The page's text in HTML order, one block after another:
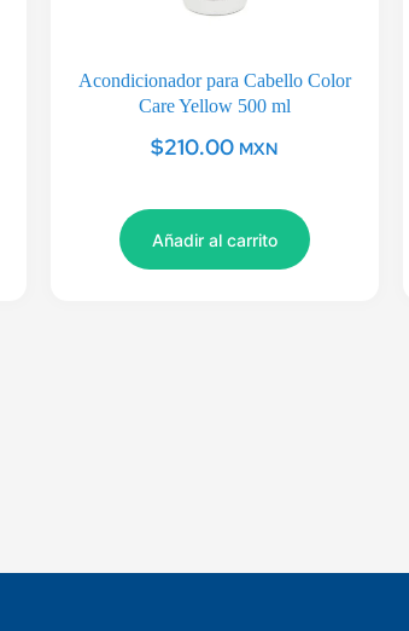
Acondicionador para Cabello Color
Care Yellow 500 ml
$210.00 MXN
Añadir al carrito